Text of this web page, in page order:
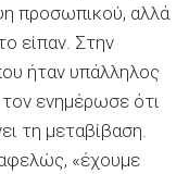
προσωπικού, αλλά
είπαν. Στην
ήταν υπάλληλος
ενημέρωσε ότι
τη μεταβίβαση.
«έχουμε